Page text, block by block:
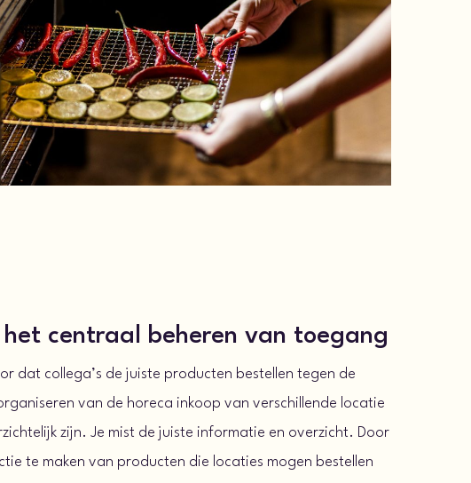
centraal beheren van toegang
dat collega’s de juiste producten bestellen tegen de
van de horeca inkoop van verschillende locatie
zijn. Je mist de juiste informatie en overzicht. Door
te maken van producten die locaties mogen bestellen